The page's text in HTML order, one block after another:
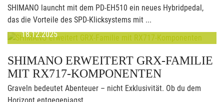
SHIMANO launcht mit dem PD-EH510 ein neues Hybridpedal,
das die Vorteile des SPD-Klicksystems mit ...
18.12.2025
SHIMANO ERWEITERT GRX-FAMILIE
MIT RX717-KOMPONENTEN
Graveln bedeutet Abenteuer – nicht Exklusivität. Ob du dem